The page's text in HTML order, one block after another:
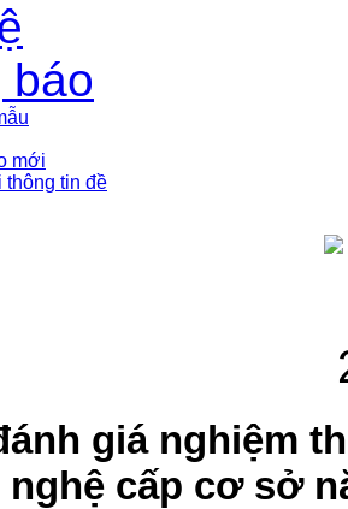
báo
mới
thông tin đề
giá nghiệm
cấp cơ sở